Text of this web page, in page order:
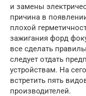
и замены
причина в
плохой
зажигания форд
все сделать
следует отдать
устройствам. На
встретить пять
производителей.